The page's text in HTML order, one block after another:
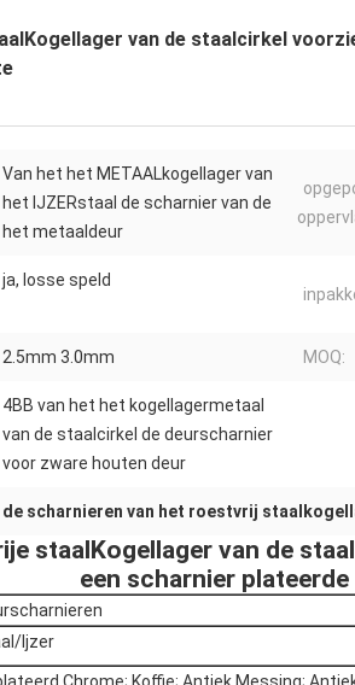
van de staalcirkel
Van het het METAALkogellager van
het IJZERstaal de scharnier van de
het metaaldeur
ja, losse speld
2.5mm 3.0mm MOQ:
4BB van het het kogellagermetaal
van de staalcirkel de deurscharnier
voor zware houten deur
de scharnieren van het roestvrij
staalKogellager van de
een scharnier plateerde
Ijzer